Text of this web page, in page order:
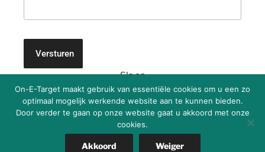
Sla op
Ondersteund door WordPress
On-E-Target maakt gebruik van essentiële cookies om u een zo
optimaal mogelijk werkende website aan te kunnen bieden.
Door verder te gaan op onze website gaat u akkoord met onze
cookies.
Akkoord Weiger